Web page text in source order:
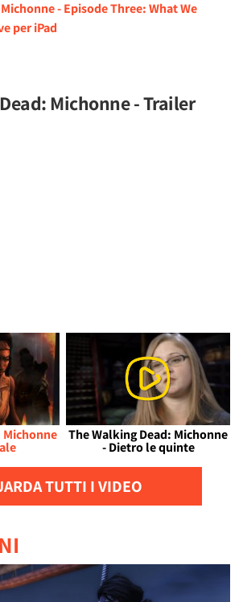
- Episode Three: What We
per iPad
Michonne - Trailer
Michonne The Walking Dead: Michonne
- Dietro le quinte
TUTTI I VIDEO